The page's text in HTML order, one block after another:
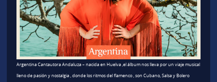
Argentina Cantautora Andaluza – nacida en Huelva ,el álbum nos lleva por un viaje musical
lleno de pasión y nostalgia , donde los ritmos del flamenco , son Cubano, Salsa y Bolero